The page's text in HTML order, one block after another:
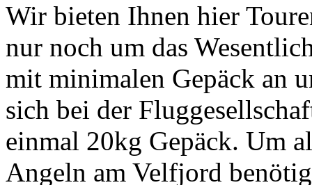
Wir bieten Ihnen hier
nur noch um das
mit minimalen Gepäck an
sich bei der
einmal 20kg Gepäck. Um
Angeln am Velfjord